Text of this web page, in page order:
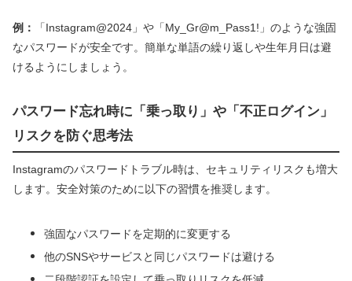
例：
「Instagram@2024」や「My_Gr@m_Pass1!」のような強固
なパスワードが安全です。簡単な単語の繰り返しや生年月日は避
けるようにしましょう。
パスワード忘れ時に「乗っ取り」や「不正ログイン」
リスクを防ぐ思考法
Instagramのパスワードトラブル時は、セキュリティリスクも増大
します。安全対策のために以下の習慣を推奨します。
強固なパスワードを定期的に変更する
他のSNSやサービスと同じパスワードは避ける